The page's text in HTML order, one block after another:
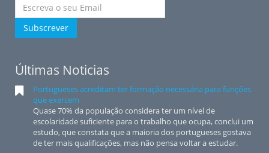
Subscrever
Últimas Noticias
Portugueses acreditam ter formação necessária para funções
que exercem
Quase 70% da população considera ter um nível de
escolaridade suficiente para o trabalho que ocupa, conclui um
estudo, que constata que a maioria dos portugueses gostava
de ter mais qualificações, mas não pensa voltar a estudar.